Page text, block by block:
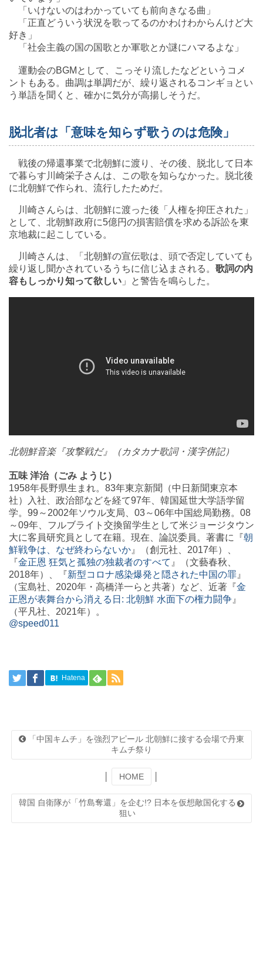
「いけないのはわかっていても前向きなる曲」
「正直どういう状況を歌ってるのかわけわからんけど大
好き」
「社会主義の国の国歌とか軍歌とか謎にハマるよな」
運動会のBGMとして、こっそり流したなどというコメ
ントもある。曲調は単調だが、繰り返されるコンギョとい
う単語を聞くと、確かに気分が高揚しそうだ。
脱北者は「意味を知らず歌うのは危険」
戦後の帰還事業で北朝鮮に渡り、その後、脱北して日本
で暮らす川崎栄子さんは、この歌を知らなかった。脱北後
に北朝鮮で作られ、流行したためだ。
川崎さんらは、北朝鮮に渡った後「人権を抑圧された」
として、北朝鮮政府に5億円の損害賠償を求める訴訟を東
京地裁に起こしている。
川崎さんは、「北朝鮮の宣伝歌は、頭で否定していても
繰り返し聞かされているうちに信じ込まされる。 歌詞の内
容もしっかり知って欲しい 」と警告を鳴らした。
北朝鮮音楽『攻撃戦だ』（カタカナ歌詞・漢字併記）
五味 洋治（ごみ ようじ）
1958年長野県生まれ。83年東京新聞（中日新聞東京本
社）入社、政治部などを経て97年、韓国延世大学語学留
学。99～2002年ソウル支局、03～06年中国総局勤務。08
～09年、フルブライト交換留学生として米ジョージタウン
大に客員研究員として在籍。現在、論説委員。著書に『 朝
鮮戦争は、なぜ終わらないか』（創元社、2017年）、
『 金正恩 狂気と孤独の独裁者のすべて 』（文藝春秋、
2018年）、『 新型コロナ感染爆発と隠された中国の罪』
（宝島社、2020年・高橋洋一らと共著）など、近著『 金
正恩が表舞台から消える日: 北朝鮮 水面下の権力闘争』
（平凡社、2021年）。
@speed011
Hatena
「中国キムチ」を強烈アピール 北朝鮮に接する会場で丹東
キムチ祭り
HOME
韓国 自衛隊が「竹島奪還」を企む!? 日本を仮想敵国化する
狙い